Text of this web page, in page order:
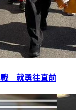
戰 就勇往直前